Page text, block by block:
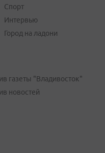
Спорт
Интервью
Город на ладони
газеты "Владивосток"
новостей